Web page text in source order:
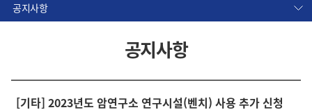
공지사항
공지사항
[기타] 2023년도 암연구소 연구시설(벤치) 사용 추가 신청